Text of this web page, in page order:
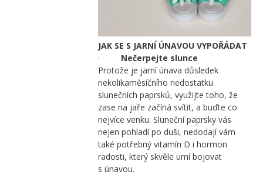
JAK SE S JARNÍ ÚNAVOU VYPOŘÁDAT
· Nečerpejte slunce
Protože je jarní únava důsledek
nekolikaměsíčního nedostatku
slunečních paprsků, využijte toho, že
zase na jaře začíná svítit, a buďte co
nejvíce venku. Sluneční paprsky vás
nejen pohladí po duši, nedodají vám
také potřebný vitamín D i hormon
radosti, který skvěle umí bojovat
s únavou.